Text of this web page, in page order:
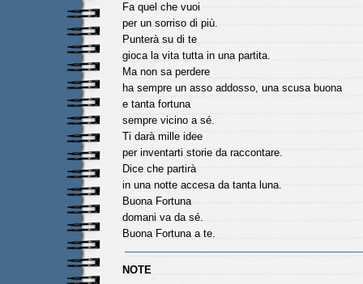
Fa quel che vuoi
per un sorriso di più.
Punterà su di te
gioca la vita tutta in una partita.
Ma non sa perdere
ha sempre un asso addosso, una scusa buona
e tanta fortuna
sempre vicino a sé.
Ti darà mille idee
per inventarti storie da raccontare.
Dice che partirà
in una notte accesa da tanta luna.
Buona Fortuna
domani va da sé.
Buona Fortuna a te.
NOTE